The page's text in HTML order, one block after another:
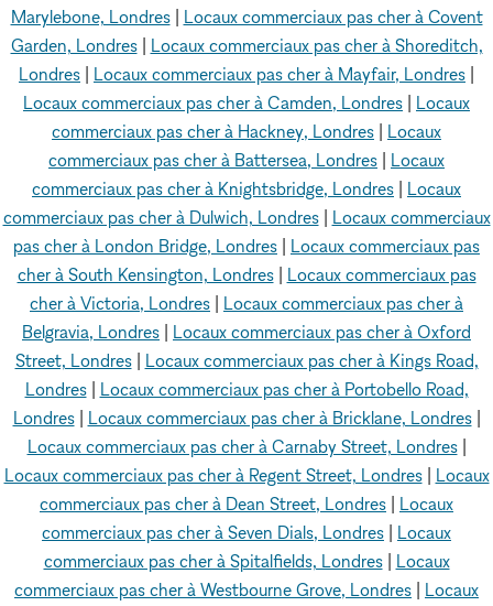
Marylebone, Londres| Locaux commerciaux pas cher à Covent
Garden, Londres| Locaux commerciaux pas cher à Shoreditch,
Londres
Locaux commerciaux pas cher à Mayfair, Londres
Locaux commerciaux pas cher à Camden, Londres
Locaux
commerciaux pas cher à Hackney, Londres
Locaux
commerciaux pas cher à Battersea, Londres
Locaux
commerciaux pas cher à Knightsbridge, Londres
Locaux
commerciaux pas cher à Dulwich, Londres| Locaux commerciaux
pas cher à London Bridge, Londres
Locaux commerciaux pas
cher à South Kensington, Londres| Locaux commerciaux pas
cher à Victoria, Londres
Locaux commerciaux pas cher à
Belgravia, Londres
Locaux commerciaux pas cher à Oxford
Street, Londres| Locaux commerciaux pas cher à Kings Road,
Londres| Locaux commerciaux pas cher à Portobello Road,
Londres| Locaux commerciaux pas cher à Bricklane, Londres|
Locaux commerciaux pas cher à Carnaby Street, Londres|
Locaux commerciaux pas cher à Regent Street, Londres| Locaux
commerciaux pas cher à Dean Street, Londres
Locaux
commerciaux pas cher à Seven Dials, Londres
Locaux
commerciaux pas cher à Spitalfields, Londres| Locaux
commerciaux pas cher à Westbourne Grove, Londres
Locaux